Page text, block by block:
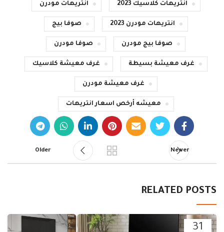
انتريهات كلاسيك 2023 انتريهات مودرن
انتريهات مودرن 2023 صوفا بيج
صوفا بيج مودرن صوفا مودرن
غرف معيشة بسيطة غرف معيشة كلاسيك
غرف معيشة مودرن
معيشه أرخص اسعار انتريهات
Newer
Older
RELATED POSTS
31